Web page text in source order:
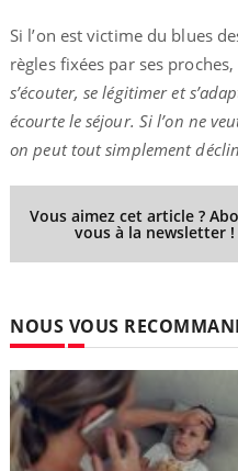
Si l’on est victime du blues
règles fixées par ses
s’écouter, se légitimer et
écourte le séjour. Si l’on ne
on peut tout simplement
Vous aimez cet article ?
vous à la newsletter !
NOUS VOUS
Chronique des Mains : se
pour l’été !Youtube
vie ! Vacances, plage, piscine,
en plein air… Nos mains